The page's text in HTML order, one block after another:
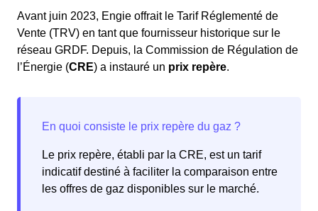
Avant juin 2023, Engie offrait le Tarif Réglementé de
Vente (TRV) en tant que fournisseur historique sur le
réseau GRDF. Depuis, la Commission de Régulation de
l’Énergie (CRE) a instauré un prix repère.
Le prix repère, établi par la CRE, est un tarif
indicatif destiné à faciliter la comparaison entre
les offres de gaz disponibles sur le marché.